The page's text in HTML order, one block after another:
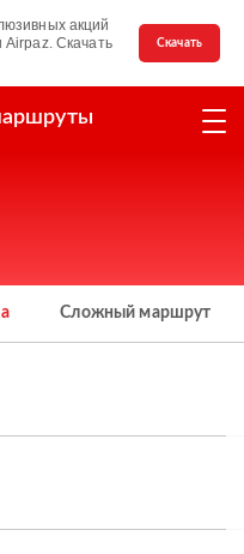
акций
Airpaz. Скачать
Скачать
Сложный маршрут